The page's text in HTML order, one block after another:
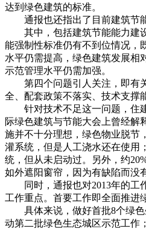
达到绿色建筑的标准。
通报也还指出了目前建筑节
其中，包括建筑节能能力建
能强制性标准仍有不到位情况，
水平仍需提高，绿色建筑发展相
示范管理水平仍需加强。
第四个问题引人关注，即有
全、配套政策不落实、技术支撑
针对技术不足这一问题，住
际绿色建筑与节能大会上曾经解
施并不十分理想，绿色物业脱节
灌系统，但是人工浇水还在使用
统，但从未启动过。另外，约
如外遮阳窗帘，因为有缺陷而没
同时，通报也对2013年的工
工作重点。首要工作即全面推进
具体来说，做好首批8个绿色
动第二批绿色生态城区示范工作